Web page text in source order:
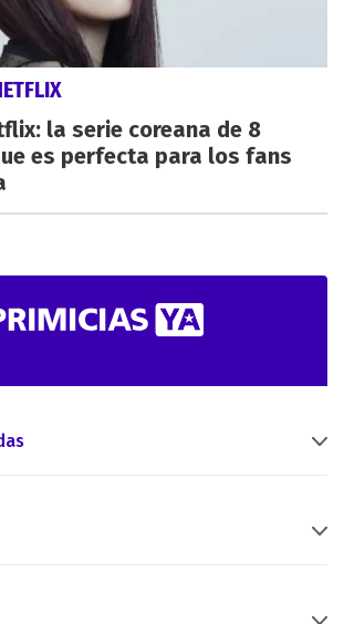
la serie coreana de 8
es perfecta para los fans